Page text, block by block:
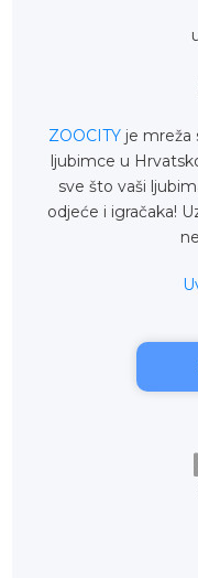
ZOOCITY je mreža
ljubimce u
sve što vaši
odjeće i igračaka!